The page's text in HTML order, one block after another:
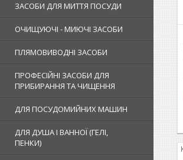
ЗАСОБИ ДЛЯ МИТТЯ ПОСУДИ
ОЧИЩУЮЧІ - МИЮЧІ ЗАСОБИ
ПЛЯМОВИВОДНІ ЗАСОБИ
ПРОФЕСІЙНІ ЗАСОБИ ДЛЯ
ПРИБИРАННЯ ТА ЧИЩЕННЯ
ДЛЯ ПОСУДОМИЙНИХ МАШИН
ДЛЯ ДУША І ВАННОЇ (ГЕЛІ,
ПЕНКИ)